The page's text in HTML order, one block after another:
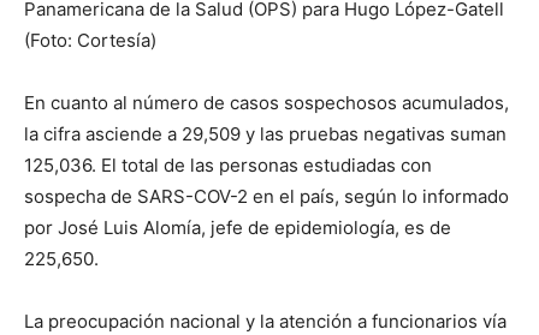
Panamericana de la Salud (OPS) para Hugo López-Gatell
(Foto: Cortesía)
En cuanto al número de casos sospechosos acumulados,
la cifra asciende a 29,509 y las pruebas negativas suman
125,036. El total de las personas estudiadas con
sospecha de SARS-COV-2 en el país, según lo informado
por José Luis Alomía, jefe de epidemiología, es de
225,650.
La preocupación nacional y la atención a funcionarios vía